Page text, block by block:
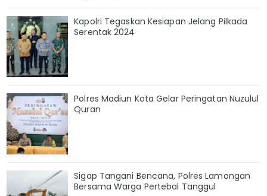
Kapolri Tegaskan Kesiapan Jelang Pilkada
Serentak 2024
Polres Madiun Kota Gelar Peringatan Nuzulul
Quran
Sigap Tangani Bencana, Polres Lamongan
Bersama Warga Pertebal Tanggul